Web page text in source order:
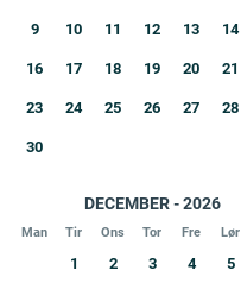
9 10 11 12 13 14
16 17 18 19 20 21
23 24 25 26 27 28
30
DECEMBER - 2026
Man Tir Ons Tor Fre Lør
1 2 3 4 5